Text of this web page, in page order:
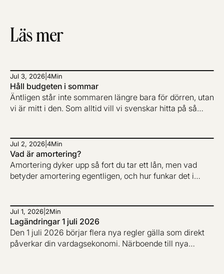
Läs mer
Jul 3, 2026 4Min
Håll budgeten i sommar
Äntligen står inte sommaren längre bara för dörren, utan
vi är mitt i den. Som alltid vill vi svenskar hitta på så
Jul 2, 2026 4Min
Vad är amortering?
Amortering dyker upp så fort du tar ett lån, men vad
betyder amortering egentligen, och hur funkar det i
bolån och belåningsgrad hänger ihop.
Jul 1, 2026 2Min
Lagändringar 1 juli 2026
Den 1 juli 2026 börjar flera nya regler gälla som direkt
påverkar din vardagsekonomi. Närboende till nya